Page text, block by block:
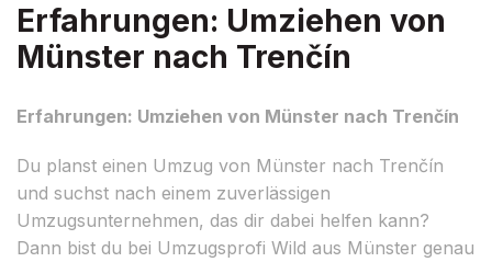
Erfahrungen: Umziehen von
Münster nach Trenčín
Erfahrungen: Umziehen von Münster nach Trenčín
Du planst einen Umzug von Münster nach Trenčín
und suchst nach einem zuverlässigen
Umzugsunternehmen, das dir dabei helfen kann?
Dann bist du bei Umzugsprofi Wild aus Münster genau